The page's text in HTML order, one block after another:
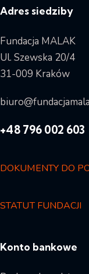
Adres siedziby
Fundacja MALAK
Ul. Szewska 20/4
31-009 Kraków
+48 796 002 603
DOKUMENTY DO
STATUT FUNDACJI
Konto bankowe